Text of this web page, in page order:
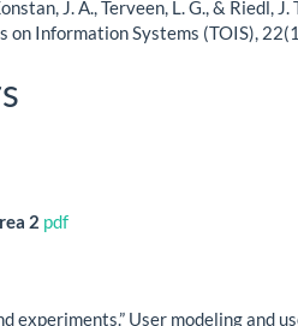
J. A., Terveen, L. G., & Riedl,
Information Systems (TOIS),
2 pdf
experiments.” User modeling and